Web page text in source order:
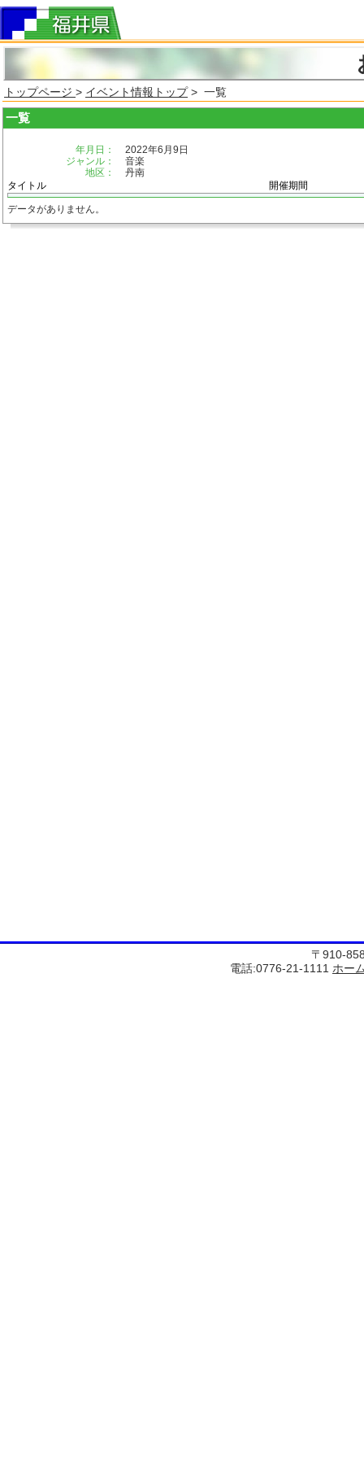
トップページ > イベント情報トップ> 一覧
一覧
年月日：
2022年6月9日
ジャンル：
音楽
地区：
丹南
タイトル
開催期間
データがありません。
〒910-
電話:0776-21-1111 ホー